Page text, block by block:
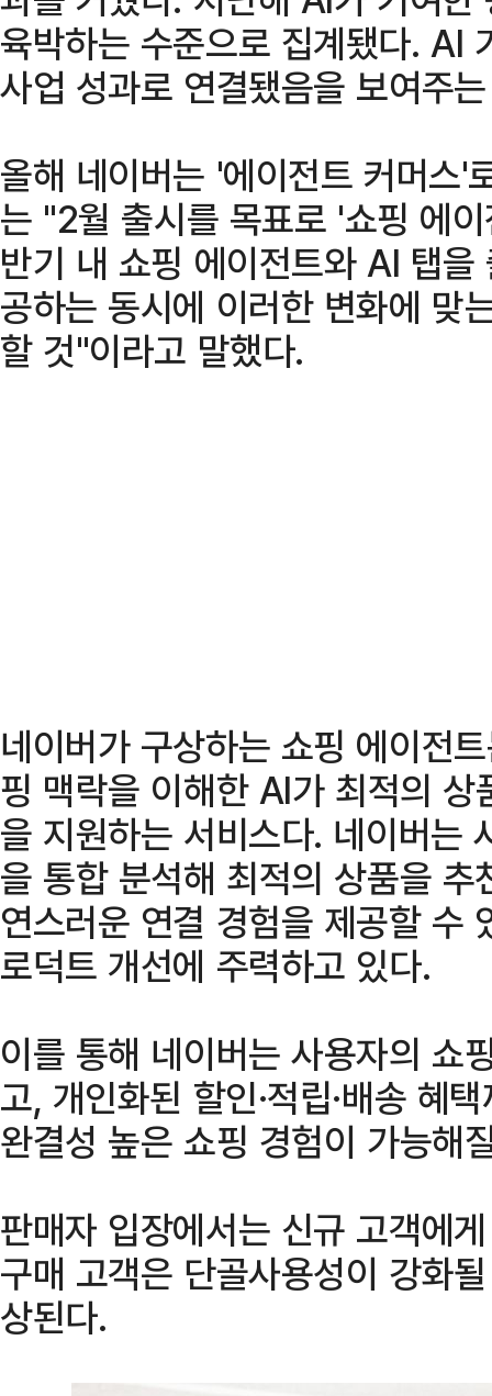
육박하는 수준으로 집계됐다. AI
사업 성과로 연결됐음을 보여주
올해 네이버는 '에이전트 커머스'
는 "2월 출시를 목표로 '쇼핑 에
반기 내 쇼핑 에이전트와 AI 탭
공하는 동시에 이러한 변화에 맞
할 것"이라고 말했다.
네이버가 구상하는 쇼핑 에이전
핑 맥락을 이해한 AI가 최적의
을 지원하는 서비스다. 네이버는
을 통합 분석해 최적의 상품을
연스러운 연결 경험을 제공할 수
로덕트 개선에 주력하고 있다.
이를 통해 네이버는 사용자의 쇼
고, 개인화된 할인·적립·배송 혜
완결성 높은 쇼핑 경험이 가능해
판매자 입장에서는 신규 고객에
구매 고객은 단골사용성이 강화
상된다.